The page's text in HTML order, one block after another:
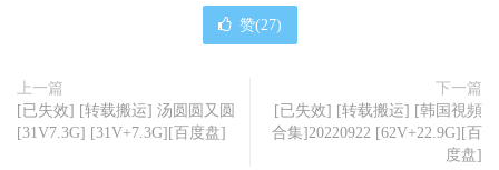
赞(27)
上一篇
[已失效] [转载搬运] 汤圆圆又圆
[31V7.3G] [31V+7.3G][百度盘]
下一篇
[已失效] [转载搬运] [韩国視頻
合集]20220922 [62V+22.9G][百
度盘]